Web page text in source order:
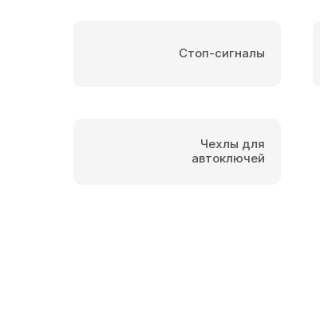
Стоп-сигналы
Чехлы для
автоключей